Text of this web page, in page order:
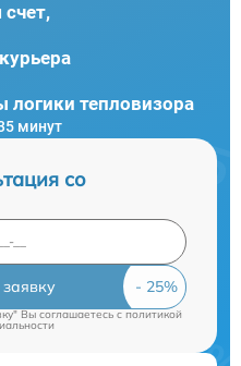
тепловизора
минут
со
Вы соглашаетесь cполитикой